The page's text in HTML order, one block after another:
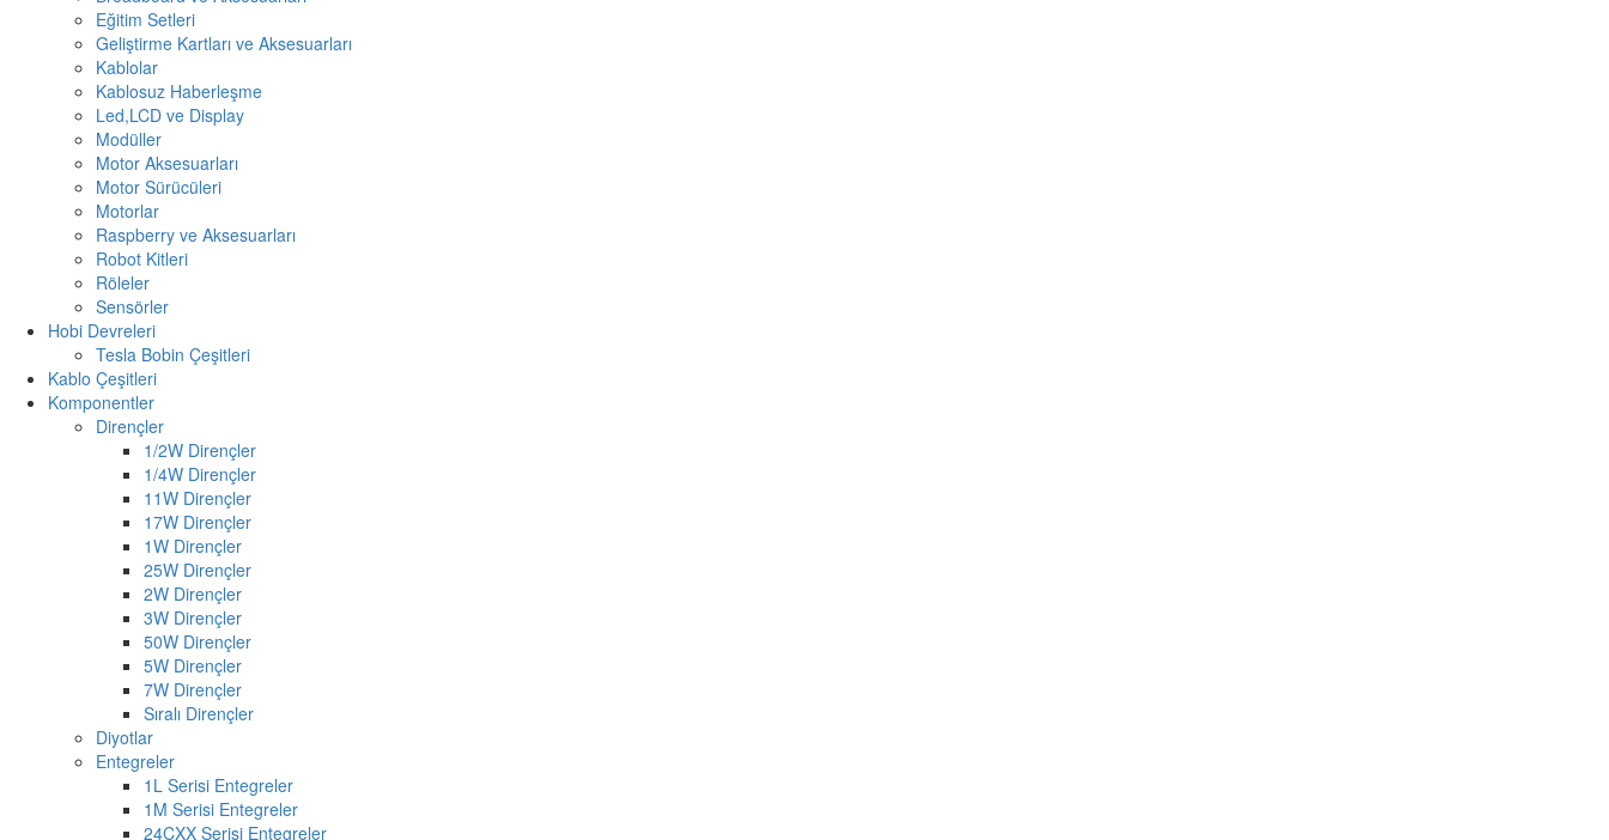
Eğitim Setleri
Geliştirme Kartları ve Aksesuarları
Kablolar
Kablosuz Haberleşme
Led,LCD ve Display
Modüller
Motor Aksesuarları
Motor Sürücüleri
Motorlar
Raspberry ve Aksesuarları
Robot Kitleri
Röleler
Sensörler
Hobi Devreleri
Tesla Bobin Çeşitleri
Kablo Çeşitleri
Komponentler
Dirençler
1/2W Dirençler
1/4W Dirençler
11W Dirençler
17W Dirençler
1W Dirençler
25W Dirençler
2W Dirençler
3W Dirençler
50W Dirençler
5W Dirençler
7W Dirençler
Sıralı Dirençler
Diyotlar
Entegreler
1L Serisi Entegreler
1M Serisi Entegreler
24CXX Serisi Entegreler